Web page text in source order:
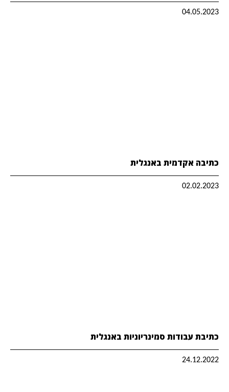
04.05.2023
כתיבה אקדמית באנגלית
02.02.2023
כתיבת עבודות סמינריוניות באנגלית
24.12.2022